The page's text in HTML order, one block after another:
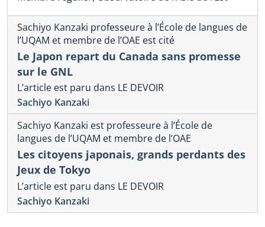
Sachiyo Kanzaki professeure à l’École de langues de
l’UQAM et membre de l’OAE est cité
Le Japon repart du Canada sans promesse
sur le GNL
L’article est paru dans LE DEVOIR
Sachiyo Kanzaki
Sachiyo Kanzaki est professeure à l’École de
langues de l’UQAM et membre de l’OAE
Les citoyens japonais, grands perdants des
Jeux de Tokyo
L’article est paru dans LE DEVOIR
Sachiyo Kanzaki